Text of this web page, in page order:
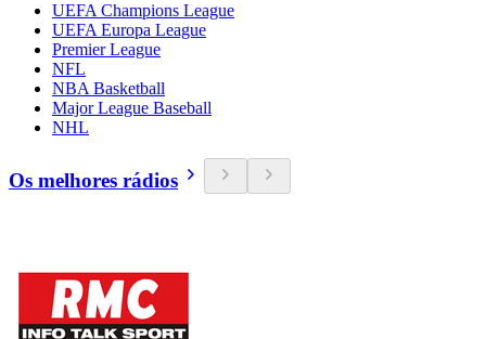
UEFA Champions League
UEFA Europa League
Premier League
NFL
NBA Basketball
Major League Baseball
NHL
Os melhores rádios